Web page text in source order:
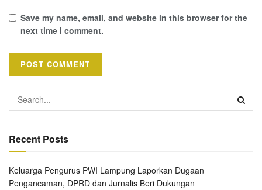
Save my name, email, and website in this browser for the
next time I comment.
Recent Posts
Keluarga Pengurus PWI Lampung Laporkan Dugaan
Pengancaman, DPRD dan Jurnalis Beri Dukungan